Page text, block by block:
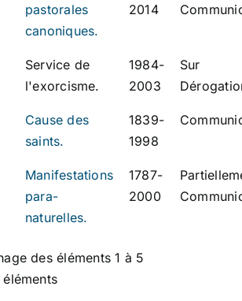
pastorales
canoniques.
2014
Service de
l'exorcisme.
1984-
2003
Sur
Cause des
saints.
1839-
1998
Manifestations
para-
naturelles.
1787-
2000
des éléments 1 à 5